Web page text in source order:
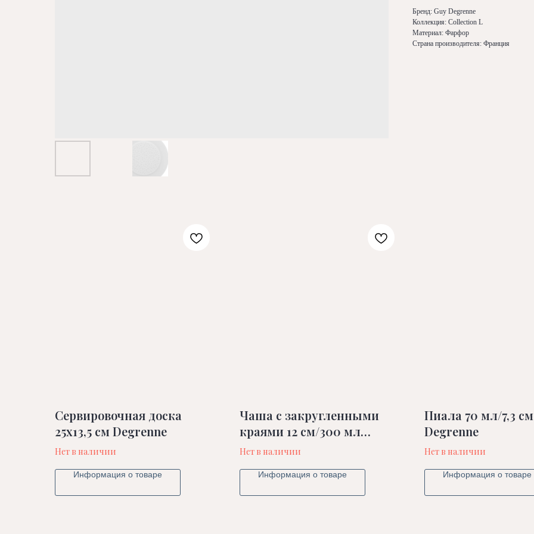
Бренд: Guy Degrenne
Коллекция: Collection L
Материал: Фарфор
Страна производителя: Франция
Сервировочная доска
25х13,5 см Degrenne
Нет в наличии
Информация о товаре
Чаша с закругленными
краями 12 см/300 мл
Degrenne
Нет в наличии
Информация о товаре
Пиала 70 мл/7,3
Degrenne
Нет в наличии
Информация о товаре